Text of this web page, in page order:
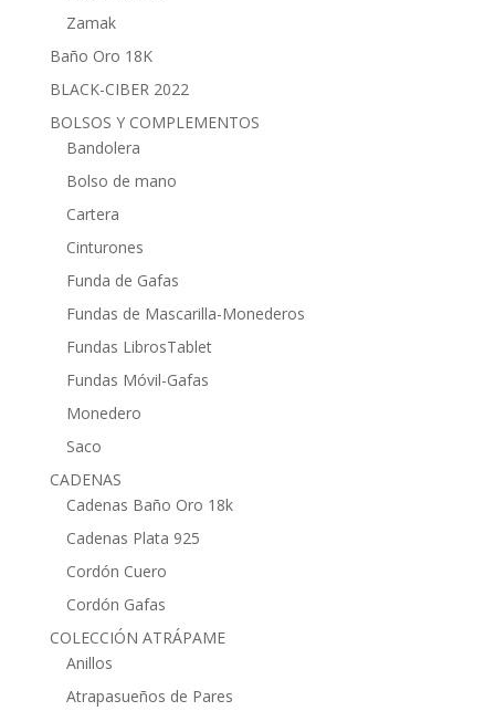
Zamak
Baño Oro 18K
BLACK-CIBER 2022
BOLSOS Y COMPLEMENTOS
Bandolera
Bolso de mano
Cartera
Cinturones
Funda de Gafas
Fundas de Mascarilla-Monederos
Fundas LibrosTablet
Fundas Móvil-Gafas
Monedero
Saco
CADENAS
Cadenas Baño Oro 18k
Cadenas Plata 925
Cordón Cuero
Cordón Gafas
COLECCIÓN ATRÁPAME
Anillos
Atrapasueños de Pares